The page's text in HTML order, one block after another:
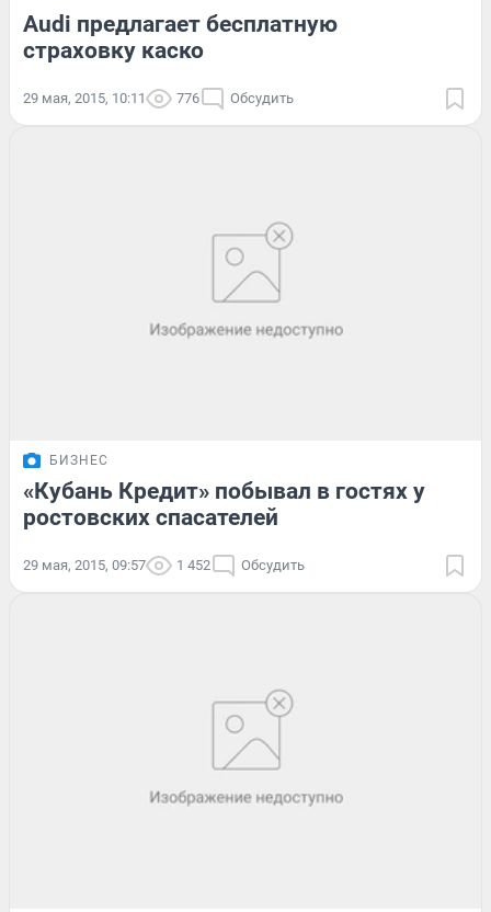
Audi предлагает бесплатную
страховку каско
29 мая, 2015, 10:11 776 Обсудить
БИЗНЕС
«Кубань Кредит» побывал в гостях у
ростовских спасателей
29 мая, 2015, 09:57 1 452 Обсудить